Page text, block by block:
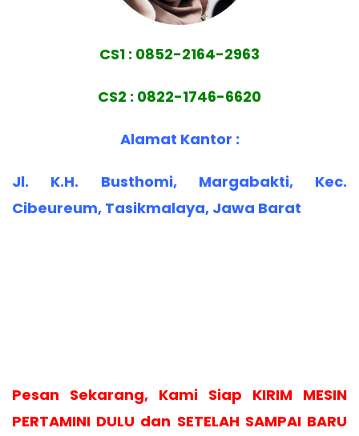
CS1 : 0852-2164-2963
CS2 : 0822-1746-6620
Alamat Kantor :
Jl. K.H. Busthomi, Margabakti, Kec.
Cibeureum, Tasikmalaya, Jawa Barat
Pesan Sekarang, Kami Siap KIRIM MESIN
PERTAMINI DULU dan SETELAH SAMPAI BARU